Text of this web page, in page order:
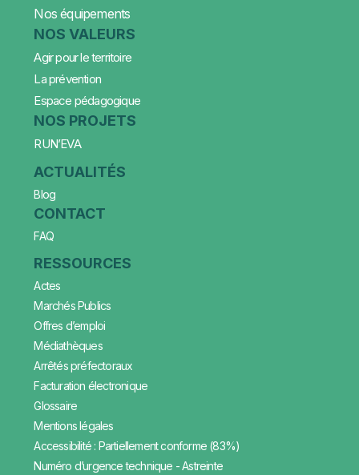
Nos équipements
NOS VALEURS
Agir pour le territoire
La prévention
Espace pédagogique
NOS PROJETS
RUN’EVA
ACTUALITÉS
Blog
CONTACT
FAQ
RESSOURCES
Actes
Marchés Publics
Offres d’emploi
Médiathèques
Arrêtés préfectoraux
Facturation électronique
Glossaire
Mentions légales
Accessibilité : Partiellement conforme (83%)
Numéro d’urgence technique - Astreinte